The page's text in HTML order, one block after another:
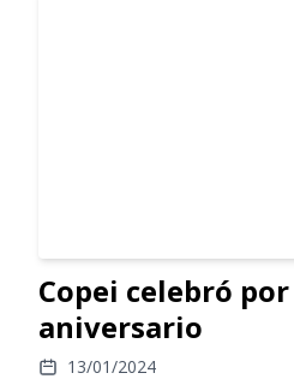
Copei celebró
aniversario
13/01/2024